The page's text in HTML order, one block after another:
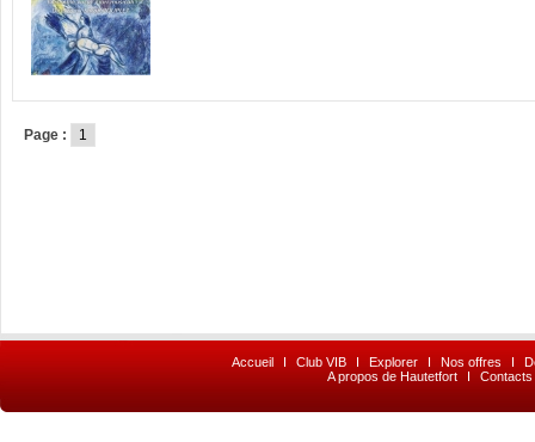
Page : 1
Accueil I Club VIB I Explorer I Nos offres I
A propos de Hautetfort
I Contacts